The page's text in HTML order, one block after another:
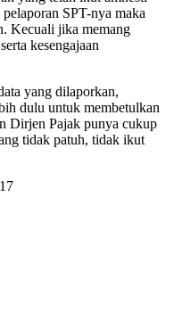
SPT-nya maka
Kecuali jika memang
kesengajaan
yang dilaporkan,
dulu untuk membetulkan
Dirjen Pajak punya cukup
tidak patuh, tidak ikut